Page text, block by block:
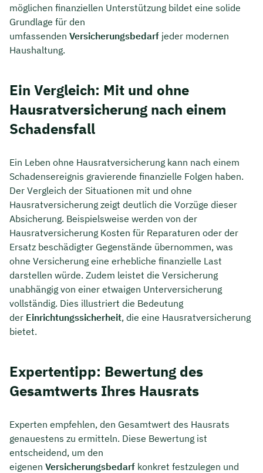
möglichen finanziellen Unterstützung bildet eine solide
Grundlage für den
umfassenden Versicherungsbedarf jeder modernen
Haushaltung.
Ein Vergleich: Mit und ohne
Hausratversicherung nach einem
Schadensfall
Ein Leben ohne Hausratversicherung kann nach einem
Schadensereignis gravierende finanzielle Folgen haben.
Der Vergleich der Situationen mit und ohne
Hausratversicherung zeigt deutlich die Vorzüge dieser
Absicherung. Beispielsweise werden von der
Hausratversicherung Kosten für Reparaturen oder der
Ersatz beschädigter Gegenstände übernommen, was
ohne Versicherung eine erhebliche finanzielle Last
darstellen würde. Zudem leistet die Versicherung
unabhängig von einer etwaigen Unterversicherung
vollständig. Dies illustriert die Bedeutung
der Einrichtungssicherheit, die eine Hausratversicherung
bietet.
Expertentipp: Bewertung des
Gesamtwerts Ihres Hausrats
Experten empfehlen, den Gesamtwert des Hausrats
genauestens zu ermitteln. Diese Bewertung ist
entscheidend, um den
eigenen Versicherungsbedarf konkret festzulegen und